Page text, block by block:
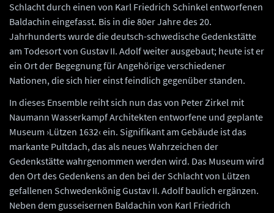
Schlacht durch einen von Karl Friedrich Schinkel entworfenen
Baldachin eingefasst. Bis in die 80er Jahre des 20.
Jahrhunderts wurde die deutsch-schwedische Gedenkstätte
am Todesort von Gustav II. Adolf weiter ausgebaut; heute ist er
ein Ort der Begegnung für Angehörige verschiedener
Nationen, die sich hier einst feindlich gegenüber standen.
In dieses Ensemble reiht sich nun das von Peter Zirkel mit
Naumann Wasserkampf Architekten entworfene und geplante
Museum ›Lützen 1632‹ ein. Signifikant am Gebäude ist das
markante Pultdach, das als neues Wahrzeichen der
Gedenkstätte wahrgenommen werden wird. Das Museum wird
den Ort des Gedenkens an den bei der Schlacht von Lützen
gefallenen Schwedenkönig Gustav II. Adolf baulich ergänzen.
Neben dem gusseisernen Baldachin von Karl Friedrich